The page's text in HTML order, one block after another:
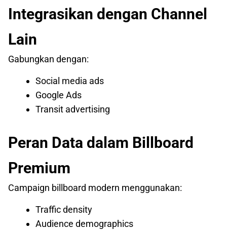
Integrasikan dengan Channel
Lain
Gabungkan dengan:
Social media ads
Google Ads
Transit advertising
Peran Data dalam Billboard
Premium
Campaign billboard modern menggunakan:
Traffic density
Audience demographics